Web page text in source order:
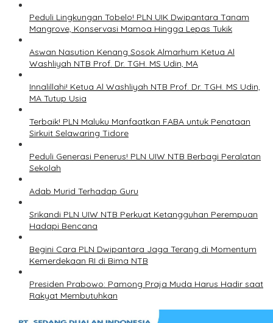
Peduli Lingkungan Tobelo! PLN UIK Dwipantara Tanam
Mangrove, Konservasi Mamoa Hingga Lepas Tukik
Aswan Nasution Kenang Sosok Almarhum Ketua Al
Washliyah NTB Prof. Dr. TGH. MS Udin, MA
Innalillahi! Ketua Al Washliyah NTB Prof. Dr. TGH. MS Udin,
MA Tutup Usia
Terbaik! PLN Maluku Manfaatkan FABA untuk Penataan
Sirkuit Selawaring Tidore
Peduli Generasi Penerus! PLN UIW NTB Berbagi Peralatan
Sekolah
Adab Murid Terhadap Guru
Srikandi PLN UIW NTB Perkuat Ketangguhan Perempuan
Hadapi Bencana
Begini Cara PLN Dwipantara Jaga Terang di Momentum
Kemerdekaan RI di Bima NTB
Presiden Prabowo: Pamong Praja Muda Harus Hadir saat
Rakyat Membutuhkan